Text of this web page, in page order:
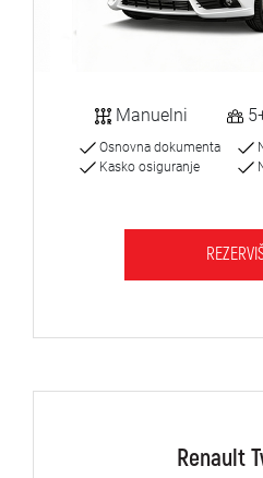
Manuelni
Osnovna dokumenta
Kasko osiguranje
Renault